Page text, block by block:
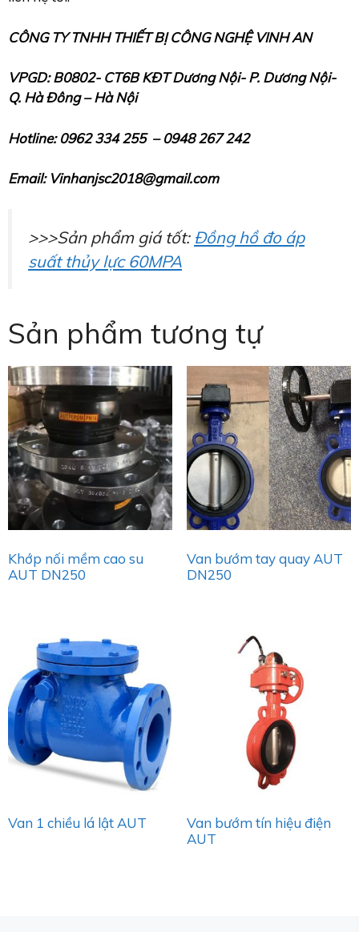
CÔNG TY TNHH THIẾT BỊ CÔNG NGHỆ VINH AN
VPGD: B0802- CT6B KĐT Dương Nội- P. Dương Nội-
Q. Hà Đông – Hà Nội
Hotline: 0962 334 255 – 0948 267 242
Email: Vinhanjsc2018@gmail.com
>>>Sản phẩm giá tốt: Đồng hồ đo áp
suất thủy lực 60MPA
Sản phẩm tương tự
Khớp nối mềm cao su
AUT DN250
Van bướm tay quay AUT
DN250
Van 1 chiều lá lật AUT
Van bướm tín hiệu điện
AUT